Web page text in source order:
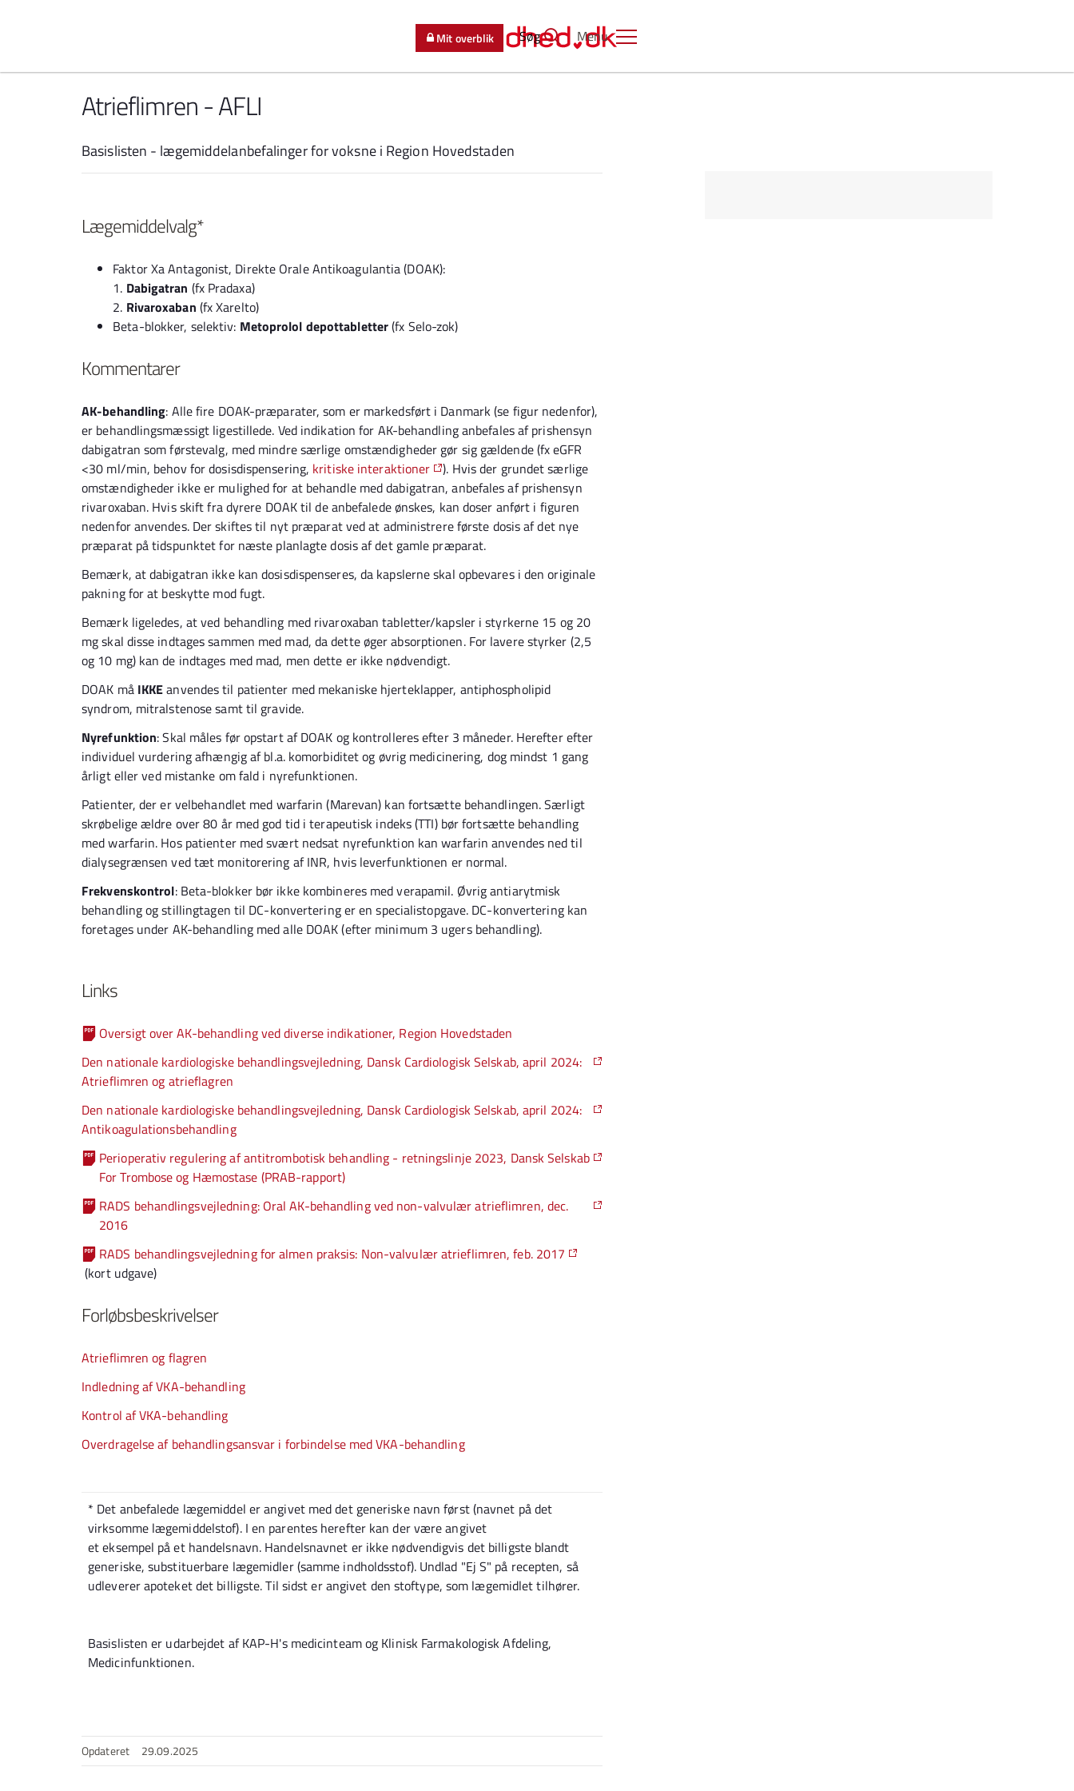
Menu
Søg
Mit overblik
Atrieflimren - AFLI
Basislisten - lægemiddelanbefalinger for voksne i Region Hovedstaden
Lægemiddelvalg*
Faktor Xa Antagonist, Direkte Orale Antikoagulantia (DOAK):
1. Dabigatran (fx Pradaxa)
2. Rivaroxaban (fx Xarelto)
Beta-blokker, selektiv: Metoprolol depottabletter(fx Selo-zok)
Kommentarer
AK-behandling: Alle fire DOAK-præparater, som er markedsført i Danmark (se figur nedenfor),
er behandlingsmæssigt ligestillede. Ved indikation for AK-behandling anbefales af prishensyn
dabigatran som førstevalg, med mindre særlige omstændigheder gør sig gældende (fx eGFR
<30 ml/min, behov for dosisdispensering, kritiske interaktioner
). Hvis der grundet særlige
omstændigheder ikke er mulighed for at behandle med dabigatran, anbefales af prishensyn
rivaroxaban. Hvis skift fra dyrere DOAK til de anbefalede ønskes, kan doser anført i figuren
nedenfor anvendes. Der skiftes til nyt præparat ved at administrere første dosis af det nye
præparat på tidspunktet for næste planlagte dosis af det gamle præparat.
Bemærk, at dabigatran ikke kan dosisdispenseres, da kapslerne skal opbevares i den originale
pakning for at beskytte mod fugt.
Bemærk ligeledes, at ved behandling med rivaroxaban tabletter/kapsler i styrkerne 15 og 20
mg skal disse indtages sammen med mad, da dette øger absorptionen. For lavere styrker (2,5
og 10 mg) kan de indtages med mad, men dette er ikke nødvendigt.
DOAK må IKKEanvendes til patienter med mekaniske hjerteklapper, antiphospholipid
syndrom, mitralstenose samt til gravide.
Nyrefunktion: Skal måles før opstart af DOAK og kontrolleres efter 3 måneder. Herefter efter
individuel vurdering afhængig af bl.a. komorbiditet og øvrig medicinering, dog mindst 1 gang
årligt eller ved mistanke om fald i nyrefunktionen.
Patienter, der er velbehandlet med warfarin (Marevan) kan fortsætte behandlingen. Særligt
skrøbelige ældre over 80 år med god tid i terapeutisk indeks (TTI) bør fortsætte behandling
med warfarin. Hos patienter med svært nedsat nyrefunktion kan warfarin anvendes ned til
dialysegrænsen ved tæt monitorering af INR, hvis leverfunktionen er normal.
Frekvenskontrol: Beta-blokker bør ikke kombineres med verapamil. Øvrig antiarytmisk
behandling og stillingtagen til DC-konvertering er en specialistopgave. DC-konvertering kan
foretages under AK-behandling med alle DOAK (efter minimum 3 ugers behandling).
Links
Oversigt over AK-behandling ved diverse indikationer, Region Hovedstaden
Den nationale kardiologiske behandlingsvejledning, Dansk Cardiologisk Selskab, april 2024:
Atrieflimren og atrieflagren
Den nationale kardiologiske behandlingsvejledning, Dansk Cardiologisk Selskab, april 2024:
Antikoagulationsbehandling
Perioperativ regulering af antitrombotisk behandling - retningslinje 2023, Dansk Selskab
For Trombose og Hæmostase (PRAB-rapport)
RADS behandlingsvejledning: Oral AK-behandling ved non-valvulær atrieflimren, dec.
2016
RADS behandlingsvejledning for almen praksis: Non-valvulær atrieflimren, feb. 2017
(kort udgave)
Forløbsbeskrivelser
Atrieflimren og flagren
Indledning af VKA-behandling
Kontrol af VKA-behandling
Overdragelse af behandlingsansvar i forbindelse med VKA-behandling
* Det anbefalede lægemiddel er angivet med det generiske navn først (navnet på det
virksomme lægemiddelstof). I en parentes herefter kan der være angivet
et eksempel på et handelsnavn. Handelsnavnet er ikke nødvendigvis det billigste blandt
generiske, substituerbare lægemidler (samme indholdsstof). Undlad "Ej S" på recepten, så
udleverer apoteket det billigste. Til sidst er angivet den stoftype, som lægemidlet tilhører.
Basislisten er udarbejdet af KAP-H's medicinteam og Klinisk Farmakologisk Afdeling,
Medicinfunktionen.
Opdateret 29.09.2025